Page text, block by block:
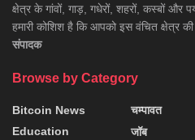
क्षेत्र के गांवों, गाड़, गधेरों, शहरों, कस्बों और
हमारी कोशिश है कि आपको इस वंचित क्षेत्र
संपादक
Browse by Category
Bitcoin News
Education
चम्पावत
जॉब